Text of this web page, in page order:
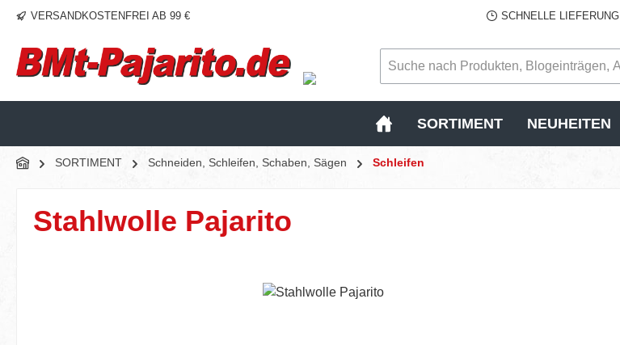
Hauptinhalt springen
Zur Suche springen
Zur Hauptnavigation springen
VERSANDKOSTENFREI AB 99 € SCHNELLE LIEFERUNG
SORTIMENT NEUHEITEN
SORTIMENT Schneiden, Schleifen, Schaben, Sägen Schleifen
Stahlwolle Pajarito